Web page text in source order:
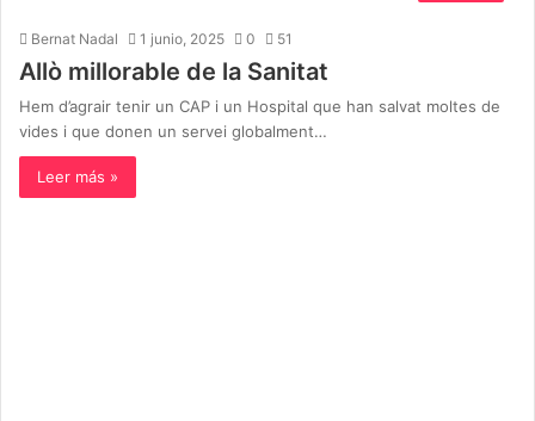
Bernat Nadal 1 junio, 2025 0 51
Allò millorable de la Sanitat
Hem d’agrair tenir un CAP i un Hospital que han salvat moltes de
vides i que donen un servei globalment…
Leer más »